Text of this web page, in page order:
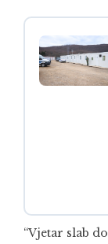
“Vjetar slab